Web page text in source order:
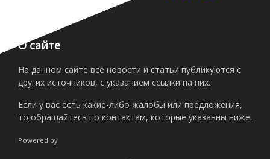
О сайте
На данном сайте все новости и статьи публикуются с
других источников, с указанием ссылки на них.
Если у вас есть какие-либо жалобы или предложения,
то обращайтесь по контактам, которые указанны ниже.
Powered by